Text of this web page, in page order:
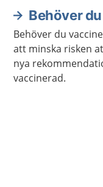
Behöver
Behöver du
att minska risken
nya
vaccinerad.